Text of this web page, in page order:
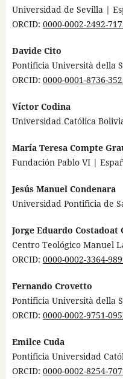
Universidad de Sevilla |
ORCID: 0000-0002-2492-
Davide Cito
Pontificia Università della
ORCID: 0000-0001-8736-
Víctor Codina
Universidad Católica
María Teresa Compte
Fundación Pablo VI |
Jesús Manuel Condenara
Universidad Pontificia de
Jorge Eduardo Costadoat
Centro Teológico Manuel
ORCID: 0000-0002-3364-
Fernando Crovetto
Pontificia Università della
ORCID: 0000-0002-9751-
Emilce Cuda
Pontificia Universidad
ORCID: 0000-0002-8254-